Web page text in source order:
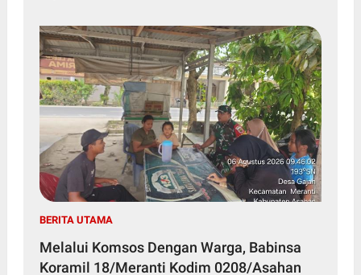
BERITA UTAMA
Melalui Komsos Dengan Warga, Babinsa
Koramil 18/Meranti Kodim 0208/Asahan